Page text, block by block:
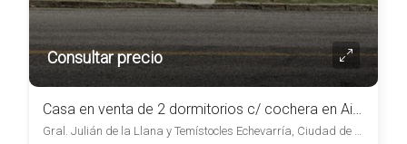
Consultar precio
Casa en venta de 2 dormitorios c/ cochera en Aiguá
Gral. Julián de la Llana y Temístocles Echevarría, Ciudad de Aiguá, , Aiguá